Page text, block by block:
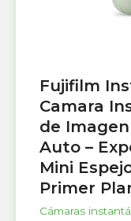
Fujifilm
Camara
de
Auto –
Mini
Primer
Cámaras